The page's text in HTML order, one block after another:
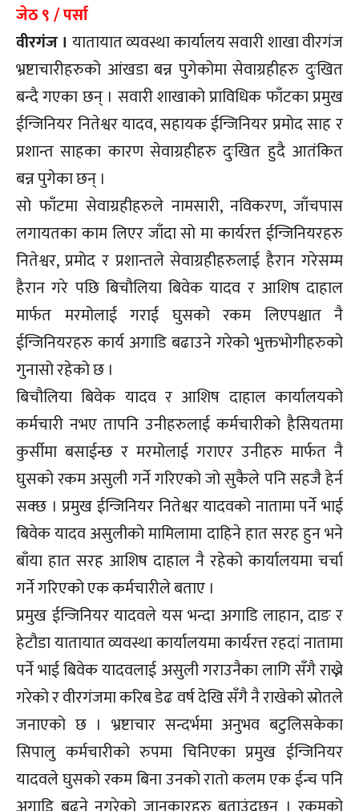
जेठ ९ / पर्सा
वीरगंज । यातायात व्यवस्था कार्यालय सवारी शाखा वीरगंज
भ्रष्टाचारीहरुको आंखडा बन्न पुगेकोमा सेवाग्रहीहरु दुःखित
बन्दै गएका छन् । सवारी शाखाको प्राविधिक फाँटका प्रमुख
ईन्जिनियर नितेश्वर यादव, सहायक ईन्जिनियर प्रमोद साह र
प्रशान्त साहका कारण सेवाग्रहीहरु दुःखित हुदै आतंकित
बन्न पुगेका छन् ।
सो फाँटमा सेवाग्रहीहरुले नामसारी, नविकरण, जाँचपास
लगायतका काम लिएर जाँदा सो मा कार्यरत्त ईन्जिनियरहरु
नितेश्वर, प्रमोद र प्रशान्तले सेवाग्रहीहरुलाई हैरान गरेसम्म
हैरान गरे पछि बिचौलिया बिवेक यादव र आशिष दाहाल
मार्फत मरमोलाई गराई घुसको रकम लिएपश्चात नै
ईन्जिनियरहरु कार्य अगाडि बढाउने गरेको भुक्तभोगीहरुको
गुनासो रहेको छ ।
बिचौलिया बिवेक यादव र आशिष दाहाल कार्यालयको
कर्मचारी नभए तापनि उनीहरुलाई कर्मचारीको हैसियतमा
कुर्सीमा बसाईन्छ र मरमोलाई गराएर उनीहरु मार्फत नै
घुसको रकम असुली गर्ने गरिएको जो सुकैले पनि सहजै हेर्न
सक्छ । प्रमुख ईन्जिनियर नितेश्वर यादवको नातामा पर्ने भाई
बिवेक यादव असुलीको मामिलामा दाहिने हात सरह हुन भने
बाँया हात सरह आशिष दाहाल नै रहेको कार्यालयमा चर्चा
गर्ने गरिएको एक कर्मचारीले बताए ।
प्रमुख ईन्जिनियर यादवले यस भन्दा अगाडि लाहान, दाङ र
हेटौडा यातायात व्यवस्था कार्यालयमा कार्यरत्त रहदां नातामा
पर्ने भाई बिवेक यादवलाई असुली गराउनैका लागि सँगै राख्ने
गरेको र वीरगंजमा करिब डेढ वर्ष देखि सँगै नै राखेको स्रोतले
जनाएको छ । भ्रष्टाचार सन्दर्भमा अनुभव बटुलिसकेका
सिपालु कर्मचारीको रुपमा चिनिएका प्रमुख ईन्जिनियर
यादवले घुसको रकम बिना उनको रातो कलम एक ईन्च पनि